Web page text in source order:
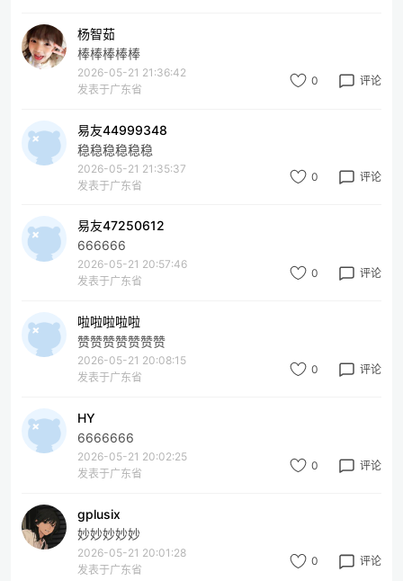
杨智茹
棒棒棒棒棒
2026-05-21 21:36:42
发表于广东省
0 评论
易友44999348
稳稳稳稳稳稳
2026-05-21 21:35:37
发表于广东省
0 评论
易友47250612
666666
2026-05-21 20:57:46
发表于广东省
0 评论
啦啦啦啦啦
赞赞赞赞赞赞赞
2026-05-21 20:08:15
发表于广东省
0 评论
HY
6666666
2026-05-21 20:02:25
发表于广东省
0 评论
gplusix
妙妙妙妙妙
2026-05-21 20:01:28
发表于广东省
0 评论